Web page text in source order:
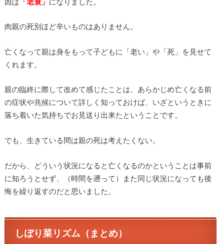
肉親の死別ほど辛いものはありません。
亡くなって親は身をもって子どもに「老い」や「死」を見せて
くれます。
親の臨終に際して改めて感じたことは、あらかじめ亡くなる前
の症状や兆候について詳しく知っておけば、いざというときに
落ち着いた気持ちでお見送り出来たということです。
でも、生きている間は親の死は考えたくない。
だから、どういう状況になると亡くなるのかということは事前
に知ろうとせず、（時間を遡って）また同じ状況になっても後
悔を繰り返すのだと思いました。
しぼり菜リズム（まとめ）